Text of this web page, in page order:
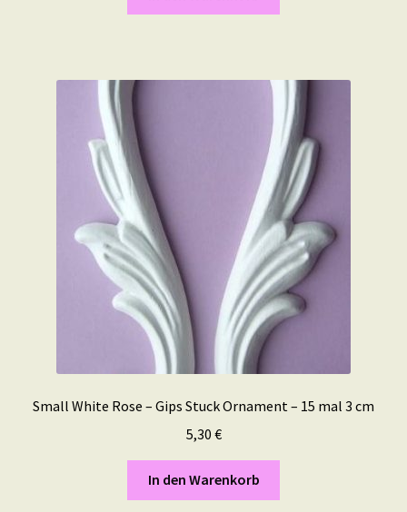
Small White Rose – Gips Stuck Ornament – 15 mal 3 cm
5,30 €
In den Warenkorb